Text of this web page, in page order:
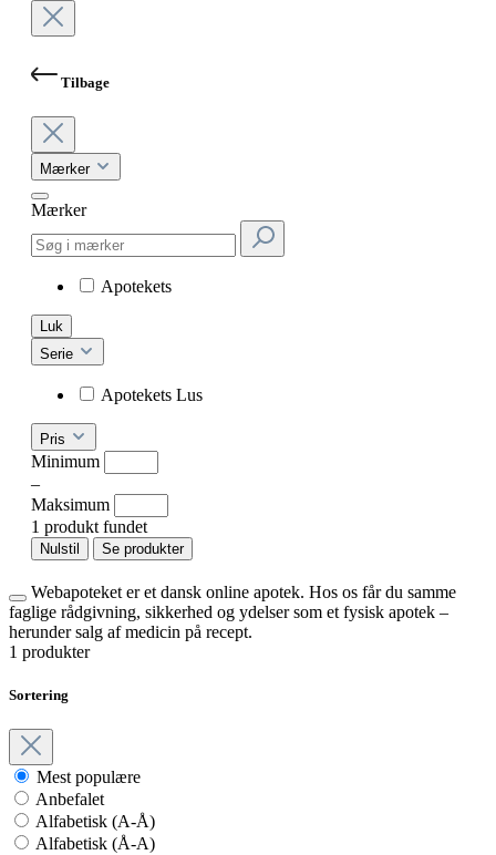
Tilbage
Mærker
Mærker
Apotekets
Luk
Serie
Apotekets Lus
Pris
Minimum
–
Maksimum
1 produkt fundet
Nulstil Se produkter
Webapoteket er et dansk online apotek. Hos os får du samme
faglige rådgivning, sikkerhed og ydelser som et fysisk apotek –
herunder salg af medicin på recept.
1 produkter
Sortering
Mest populære
Anbefalet
Alfabetisk (A-Å)
Alfabetisk (Å-A)